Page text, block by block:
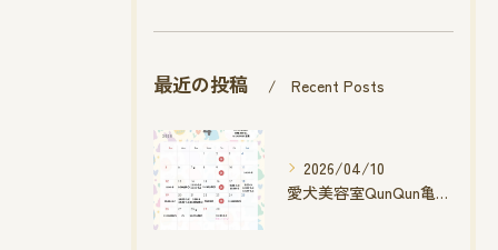
最近の投稿 Recent Posts
2026/04/10
愛犬美容室QunQun亀山エコー店